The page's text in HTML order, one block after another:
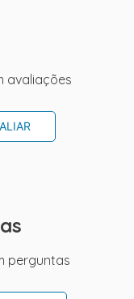
avaliações
perguntas